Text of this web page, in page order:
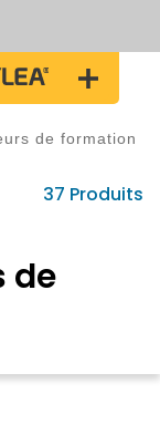
de formation
37 Produits
de